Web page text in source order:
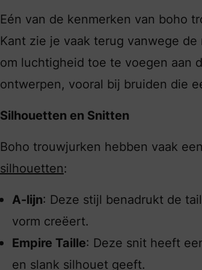
Eén van de kenmerken van boho
Kant zie je vaak terug vanwege
om luchtigheid toe te voegen aan
ontwerpen, vooral bij bruiden die
Silhouetten en Snitten
Boho trouwjurken hebben vaak
silhouetten:
A-lijn: Deze stijl benadrukt de
vorm creëert.
Empire Taille: Deze snit heeft
en slank silhouet geeft.